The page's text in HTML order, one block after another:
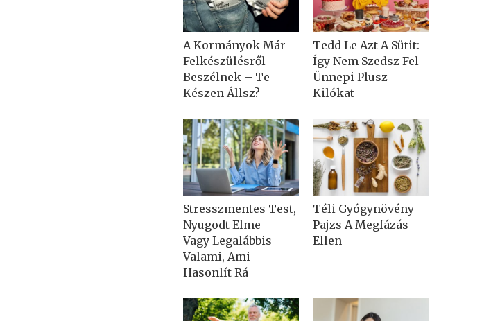
A Kormányok Már
Felkészülésről
Beszélnek – Te
Készen Állsz?
Tedd Le Azt A Sütit:
Így Nem Szedsz Fel
Ünnepi Plusz
Kilókat
Stresszmentes Test,
Nyugodt Elme –
Vagy Legalábbis
Valami, Ami
Hasonlít Rá
Téli Gyógynövény-
Pajzs A Megfázás
Ellen